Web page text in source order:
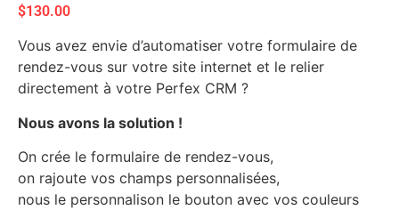
$130.00
Vous avez envie d’automatiser votre formulaire de
rendez-vous sur votre site internet et le relier
directement à votre Perfex CRM ?
Nous avons la solution !
On crée le formulaire de rendez-vous,
on rajoute vos champs personnalisées,
nous le personnalison le bouton avec vos couleurs